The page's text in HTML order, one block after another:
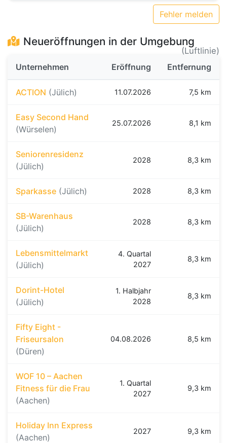
Fehler melden
Neueröffnungen in der Umgebung
(Luftlinie)
Unternehmen
Eröffnung Entfernung
ACTION (Jülich) 11.07.2026 7,5 km
Easy Second Hand
(Würselen)
25.07.2026 8,1 km
Seniorenresidenz
(Jülich)
2028 8,3 km
Sparkasse (Jülich) 2028 8,3 km
SB-Warenhaus
(Jülich)
2028 8,3 km
Lebensmittelmarkt
(Jülich)
4. Quartal
2027
8,3 km
Dorint-Hotel
(Jülich)
1. Halbjahr
2028
8,3 km
Fifty Eight -
Friseursalon
(Düren)
04.08.2026 8,5 km
WOF 10 – Aachen
Fitness für die Frau
(Aachen)
1. Quartal
2027
9,3 km
Holiday Inn Express
(Aachen)
2027 9,3 km